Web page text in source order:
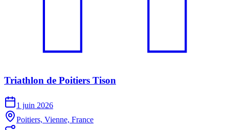
Triathlon de Poitiers Tison
1 juin 2026
Poitiers, Vienne, France